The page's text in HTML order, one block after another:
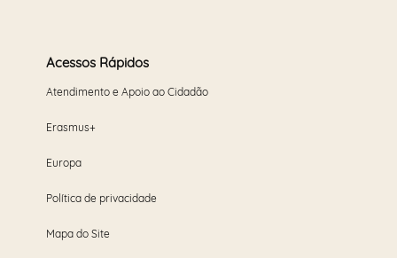
Acessos Rápidos
Atendimento e Apoio ao Cidadão
Erasmus+
Europa
Política de privacidade
Mapa do Site